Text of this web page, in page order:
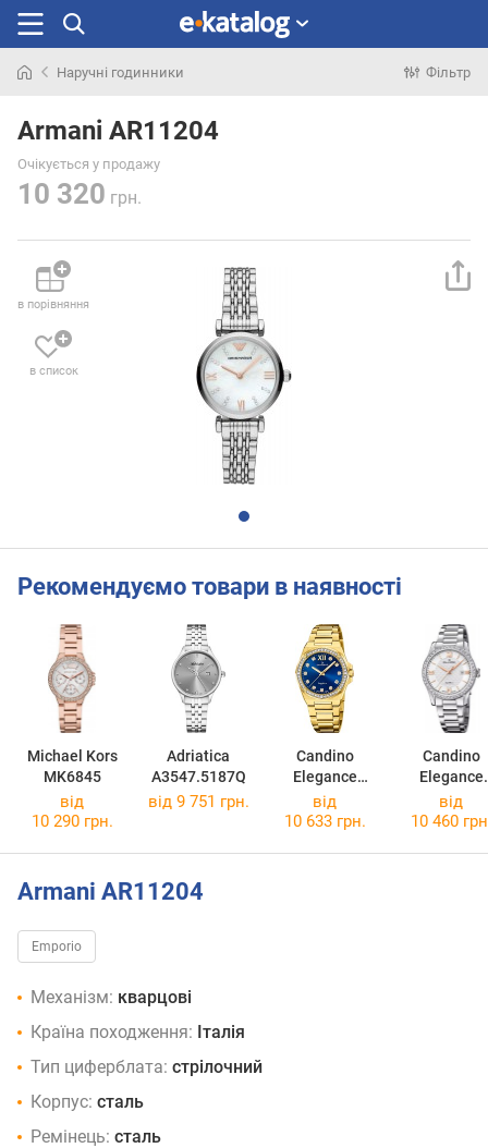
раніше
Наручні годинники Фільтр
Armani AR11204
Очікується у продажу
10 320 грн.
в порівняння
в список
Рекомендуємо товари в наявності
Michael Kors
MK6845
Adriatica
A3547.5187Q
Candino
Elegance
C4755/3
Candino
Elegance
C4740/1
від
10 290 грн.
від 9 751 грн.
від
10 633 грн.
від
10 460
Armani AR11204
Emporio
Механізм: кварцові
Країна походження: Італія
Тип циферблата: стрілочний
Корпус: сталь
Ремінець: сталь